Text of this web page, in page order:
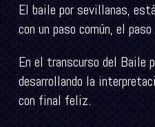
El baile por sevillanas,
con un paso común, el
En el transcurso del Baile
desarrollando la
con final feliz.